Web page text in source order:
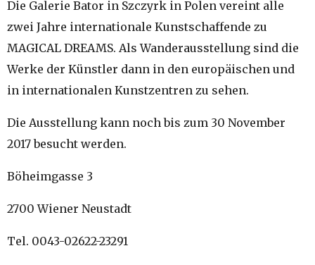
Die Galerie Bator in Szczyrk in Polen vereint alle
zwei Jahre internationale Kunstschaffende zu
MAGICAL DREAMS. Als Wanderausstellung sind die
Werke der Künstler dann in den europäischen und
in internationalen Kunstzentren zu sehen.
Die Ausstellung kann noch bis zum 30 November
2017 besucht werden.
Böheimgasse 3
2700 Wiener Neustadt
Tel. 0043-02622-23291